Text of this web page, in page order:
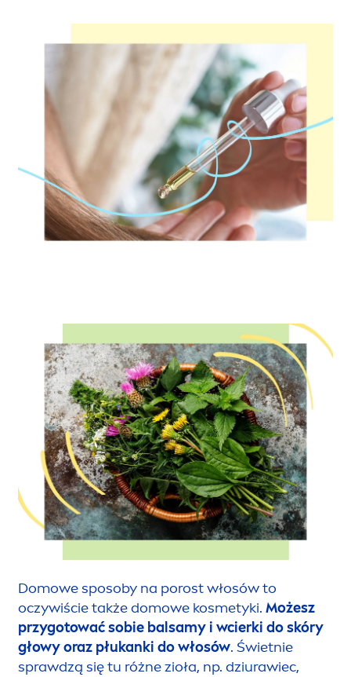
Domowe sposoby na porost włosów to
oczywiście także domowe kosmetyki. Możesz
przygotować sobie balsamy i wcierki do skóry
głowy oraz płukanki do włosów. Świetnie
sprawdzą się tu różne zioła, np. dziurawiec,